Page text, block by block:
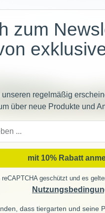
zum
regelmäßig
über neue Produkte und
Adresse
mit 10% Rabatt
geschützt und es
dass tiergarten und seine